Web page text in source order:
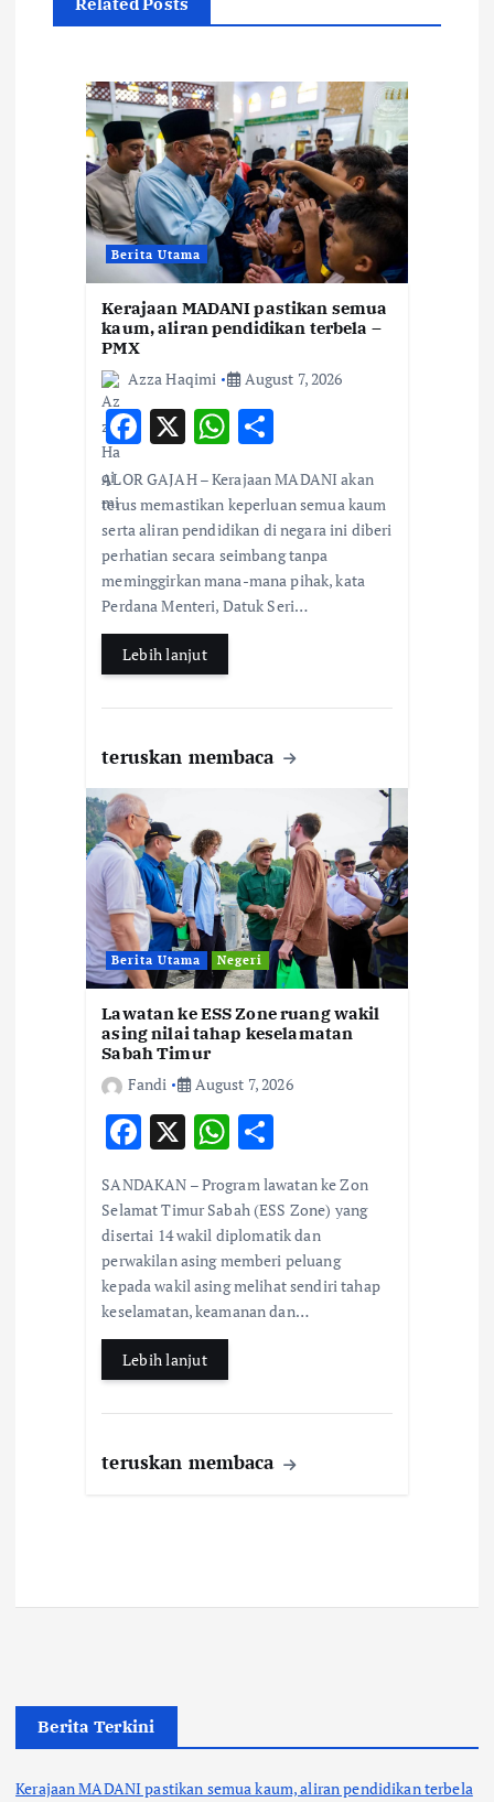
Related Posts
Berita Utama
Kerajaan MADANI pastikan semua
kaum, aliran pendidikan terbela –
PMX
Azza Haqimi
August 7, 2026
F
ac
e
b
o
o
k
X W
h
at
s
A
p
h
ar
e
ALOR GAJAH – Kerajaan MADANI akan
terus memastikan keperluan semua kaum
serta aliran pendidikan di negara ini diberi
perhatian secara seimbang tanpa
meminggirkan mana-mana pihak, kata
Perdana Menteri, Datuk Seri…
Lebih lanjut
teruskan membaca
Berita Utama Negeri
Lawatan ke ESS Zone ruang wakil
asing nilai tahap keselamatan
Sabah Timur
Fandi
August 7, 2026
F
ac
e
b
o
o
k
X W
at
s
A
p
ar
e
SANDAKAN – Program lawatan ke Zon
Selamat Timur Sabah (ESS Zone) yang
disertai 14 wakil diplomatik dan
perwakilan asing memberi peluang
kepada wakil asing melihat sendiri tahap
keselamatan, keamanan dan…
Lebih lanjut
teruskan membaca
Berita Terkini
Kerajaan MADANI pastikan semua kaum, aliran pendidikan terbela